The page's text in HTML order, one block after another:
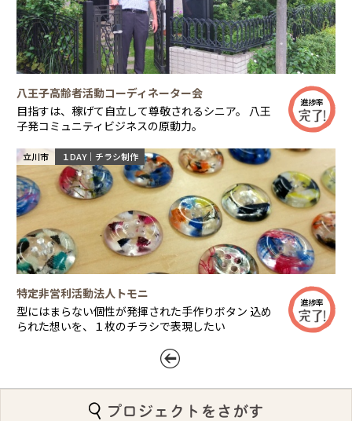
八王子高齢者活動コーディネーター会
目指すは、稼げて自立して尊敬されるシニア。 八王
子発コミュニティビジネスの原動力。
進捗率
立川市 １DAY｜チラシ制作
特定非営利活動法人トモニ
型にはまらない個性が発揮された手作りボタン 込め
られた想いを、１枚のチラシで表現したい
進捗率